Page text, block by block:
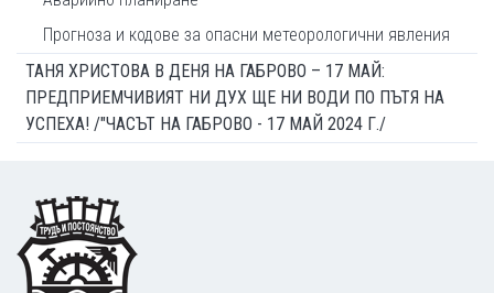
Прогноза и кодове за опасни метеорологични явления
ТАНЯ ХРИСТОВА В ДЕНЯ НА ГАБРОВО – 17 МАЙ:
ПРЕДПРИЕМЧИВИЯТ НИ ДУХ ЩЕ НИ ВОДИ ПО ПЪТЯ НА
УСПЕХА! /"ЧАСЪТ НА ГАБРОВО - 17 МАЙ 2024 Г./
Footer